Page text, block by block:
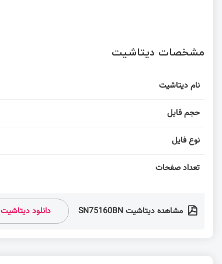
مشخصات دیتاشیت
نام دیتاشیت
حجم فایل
نوع فایل
تعداد صفحات
مشاهده دیتاشیت SN75160BN دانلود دیتاشیت